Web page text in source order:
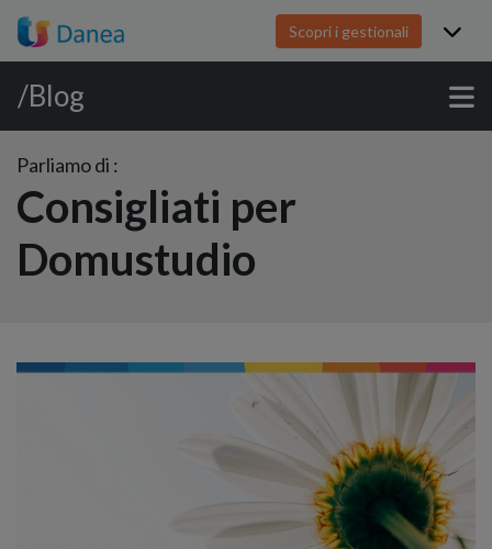
Scopri i gestionali
/Blog
Parliamo di :
Consigliati per
Domustudio